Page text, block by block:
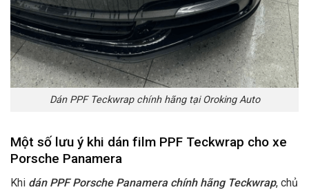
Dán PPF Teckwrap chính hãng tại Oroking Auto
Một số lưu ý khi dán film PPF Teckwrap cho xe
Porsche Panamera
Khi dán PPF Porsche Panamera chính hãng Teckwrap, chủ